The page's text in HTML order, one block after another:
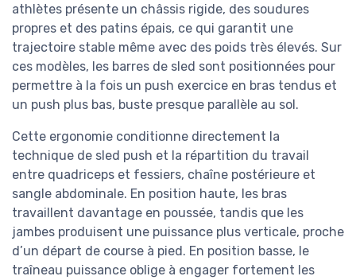
athlètes présente un châssis rigide, des soudures
propres et des patins épais, ce qui garantit une
trajectoire stable même avec des poids très élevés. Sur
ces modèles, les barres de sled sont positionnées pour
permettre à la fois un push exercice en bras tendus et
un push plus bas, buste presque parallèle au sol.
Cette ergonomie conditionne directement la
technique de sled push et la répartition du travail
entre quadriceps et fessiers, chaîne postérieure et
sangle abdominale. En position haute, les bras
travaillent davantage en poussée, tandis que les
jambes produisent une puissance plus verticale, proche
d’un départ de course à pied. En position basse, le
traîneau puissance oblige à engager fortement les